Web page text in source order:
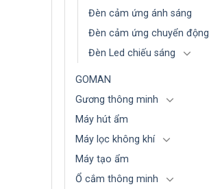
Đèn cảm ứng ánh sáng
Đèn cảm ứng chuyển động
Đèn Led chiếu sáng
GOMAN
Gương thông minh
Máy hút ẩm
Máy lọc không khí
Máy tạo ẩm
Ổ cắm thông minh